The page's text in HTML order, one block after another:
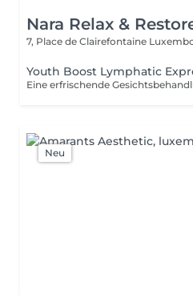
Nara Relax &
7, Place de Clairefontaine
Youth Boost Lymphatic
Neu